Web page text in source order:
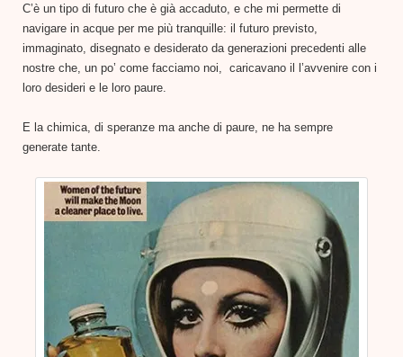
C’è un tipo di futuro che è già accaduto, e che mi permette di
navigare in acque per me più tranquille: il futuro previsto,
immaginato, disegnato e desiderato da generazioni precedenti alle
nostre che, un po’ come facciamo noi, caricavano il l’avvenire con i
loro desideri e le loro paure.
E la chimica, di speranze ma anche di paure, ne ha sempre
generate tante.